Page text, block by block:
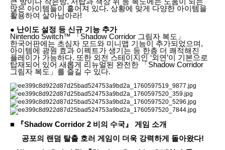
많은 아이템들이 흩어져 있다. 상황에 맞게 다양한 아이템을
활용하여 살아남아라!
● 난이도 설정 등 신규 기능 추가
Nintendo Switch™ 「Shadow Corridor 그림자 복도」
한국어판에는 초심자 모드와 미니맵 기능이 추가되었으며,
아이템에 광원 효과 이펙트가 생기는 등 한층 더 쾌적해진
플레이가 가능하다. 또한 외전 스테이지인 ‘외연’이 기본으로
탑재되어 있어 새롭게 리뉴얼된 완전한 「Shadow Corridor
그림자 복도」를 즐길 수 있다.
■ 『Shadow Corridor 2 비의 수국』 게임 소개
공포의 랜덤 탈출 호러 게임이 더욱 강력하게 돌아왔다!